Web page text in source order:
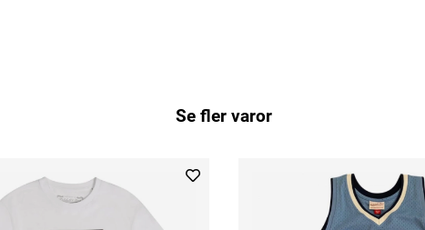
Se fler varor